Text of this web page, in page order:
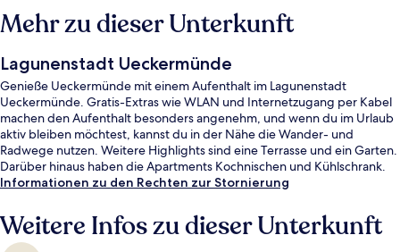
Mehr zu dieser Unterkunft
Lagunenstadt Ueckermünde
Genieße Ueckermünde mit einem Aufenthalt im Lagunenstadt
Ueckermünde. Gratis-Extras wie WLAN und Internetzugang per Kabel
machen den Aufenthalt besonders angenehm, und wenn du im Urlaub
aktiv bleiben möchtest, kannst du in der Nähe die Wander- und
Radwege nutzen. Weitere Highlights sind eine Terrasse und ein Garten.
Darüber hinaus haben die Apartments Kochnischen und Kühlschrank.
Informationen zu den Rechten zur Stornierung
Weitere Infos zu dieser Unterkunft